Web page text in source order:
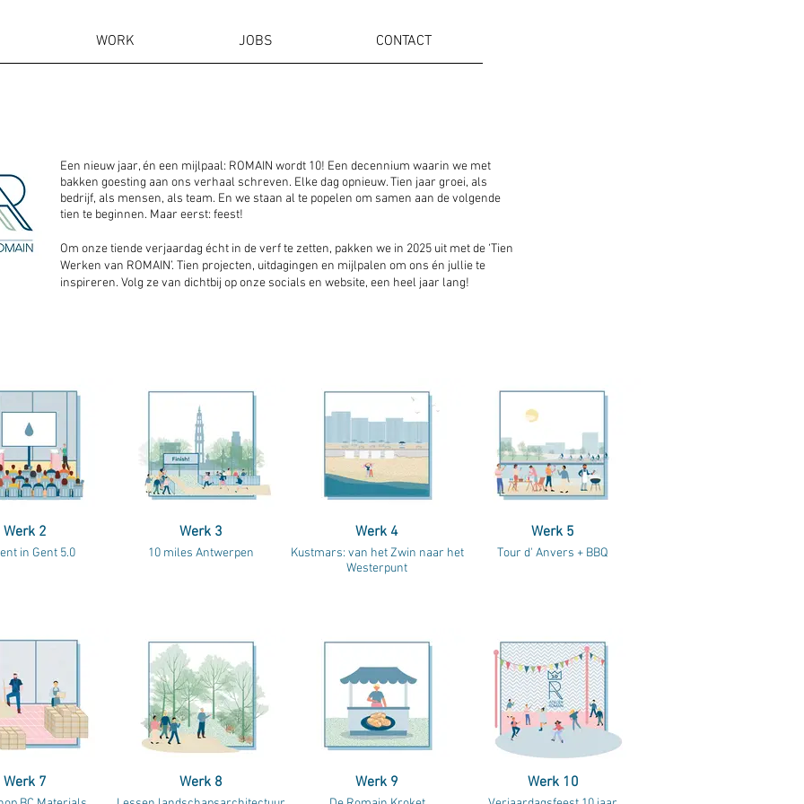
WORK JOBS CONTACT
Een nieuw jaar, én een mijlpaal: ROMAIN wordt 10! Een decennium waarin we met
bakken goesting aan ons verhaal schreven. Elke dag opnieuw. Tien jaar groei, als
bedrijf, als mensen, als team. En we staan al te popelen om samen aan de volgende
tien te beginnen. Maar eerst: feest!
Om onze tiende verjaardag écht in de verf te zetten, pakken we in 2025 uit met de ‘Tien
Werken van ROMAIN’. Tien projecten, uitdagingen en mijlpalen om ons én jullie te
inspireren. Volg ze van dichtbij op onze socials en website, een heel jaar lang!
Werk 2
in Gent 5.0
Werk 3
10 miles Antwerpen
Werk 4
Kustmars: van het Zwin naar het
Westerpunt
Werk 5
Tour d' Anvers + BBQ
Werk 7 Werk 8 Werk 9 Werk 10